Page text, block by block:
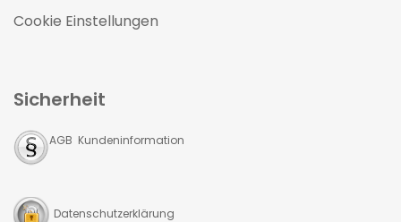
Cookie Einstellungen
Sicherheit
AGB Kundeninformation
Datenschutzerklärung